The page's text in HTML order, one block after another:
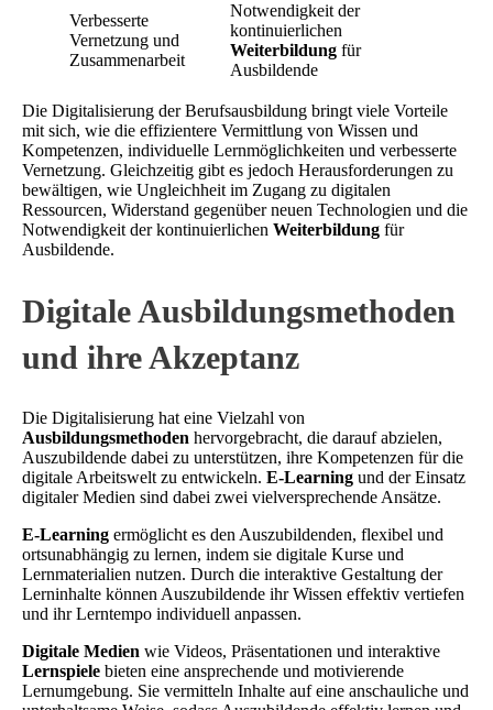
Verbesserte
Vernetzung und
Zusammenarbeit
Notwendigkeit der
kontinuierlichen
Weiterbildung für
Ausbildende
Die Digitalisierung der Berufsausbildung bringt viele Vorteile
mit sich, wie die effizientere Vermittlung von Wissen und
Kompetenzen, individuelle Lernmöglichkeiten und verbesserte
Vernetzung. Gleichzeitig gibt es jedoch Herausforderungen zu
bewältigen, wie Ungleichheit im Zugang zu digitalen
Ressourcen, Widerstand gegenüber neuen Technologien und die
Notwendigkeit der kontinuierlichen Weiterbildung für
Ausbildende.
Digitale Ausbildungsmethoden
und ihre Akzeptanz
Die Digitalisierung hat eine Vielzahl von
Ausbildungsmethoden hervorgebracht, die darauf abzielen,
Auszubildende dabei zu unterstützen, ihre Kompetenzen für die
digitale Arbeitswelt zu entwickeln. E-Learning und der Einsatz
digitaler Medien sind dabei zwei vielversprechende Ansätze.
E-Learning ermöglicht es den Auszubildenden, flexibel und
ortsunabhängig zu lernen, indem sie digitale Kurse und
Lernmaterialien nutzen. Durch die interaktive Gestaltung der
Lerninhalte können Auszubildende ihr Wissen effektiv vertiefen
und ihr Lerntempo individuell anpassen.
Digitale Medien wie Videos, Präsentationen und interaktive
Lernspiele bieten eine ansprechende und motivierende
Lernumgebung. Sie vermitteln Inhalte auf eine anschauliche und